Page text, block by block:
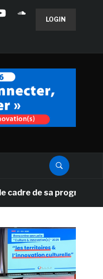
LOGIN
de sa programmation